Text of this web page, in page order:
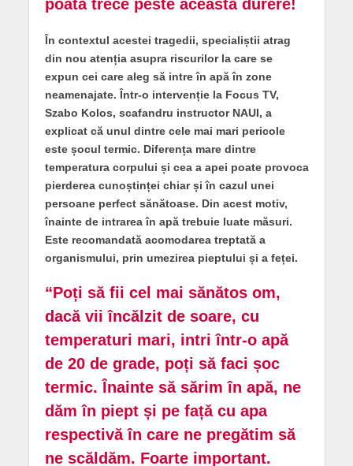
poată trece peste această durere!
În contextul acestei tragedii, specialiștii atrag
din nou atenția asupra riscurilor la care se
expun cei care aleg să intre în apă în zone
neamenajate. Într-o intervenție la Focus TV,
Szabo Kolos, scafandru instructor NAUI, a
explicat că unul dintre cele mai mari pericole
este șocul termic. Diferența mare dintre
temperatura corpului și cea a apei poate provoca
pierderea cunoștinței chiar și în cazul unei
persoane perfect sănătoase. Din acest motiv,
înainte de intrarea în apă trebuie luate măsuri.
Este recomandată acomodarea treptată a
organismului, prin umezirea pieptului și a feței.
“Poți să fii cel mai sănătos om,
dacă vii încălzit de soare, cu
temperaturi mari, intri într-o apă
de 20 de grade, poți să faci șoc
termic. Înainte să sărim în apă, ne
dăm în piept și pe față cu apa
respectivă în care ne pregătim să
ne scăldăm. Foarte important.